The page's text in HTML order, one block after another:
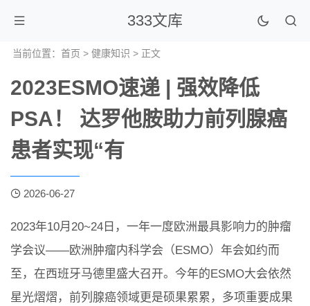
333文库
当前位置： 首页 > 健康知识 > 正文
2023ESMO速递 | 强效降低
PSA！ 达罗他胺助力前列腺癌
患者实现“有
2026-06-27
2023年10月20~24日，一年一度欧洲最具影响力的肿瘤
学会议——欧洲肿瘤内科学会（ESMO）年会如约而
至，在西班牙马德里盛大召开。今年的ESMO大会依然
星光熠熠，前列腺癌领域更是硕果累累，多项重要成果